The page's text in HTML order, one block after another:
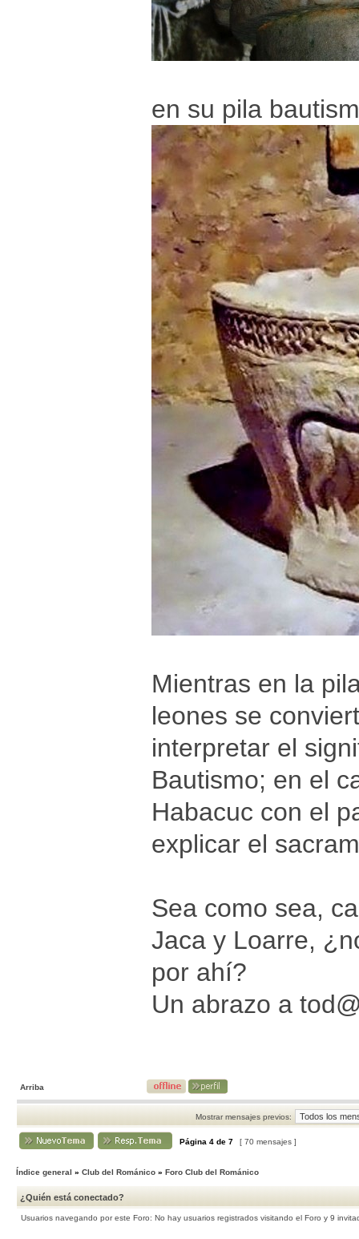
en su pila
Mientras en la
leones se
interpretar el
Bautismo; en el
Habacuc con el
explicar el
Sea como sea,
Jaca y Loarre,
por ahí?
Un abrazo a
Arriba
Mostrar mensajes previos:
Página 4 de 7 [ 70 mensajes ]
Índice general » Club del Románico » Foro Club del Románico
¿Quién está conectado?
Usuarios navegando por este Foro: No hay usuarios registrados visitando el Foro y 9